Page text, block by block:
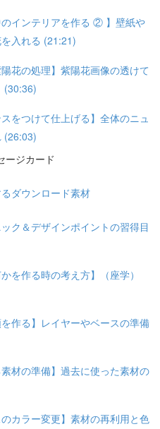
インテリアを作る ② 】壁紙や
入れる (21:21)
花の処理】紫陽花画像の透けて
(30:36)
をつけて仕上げる】全体のニュ
(26:03)
ージカード
ダウンロード素材
ク＆デザインポイントの習得目
を作る時の考え方】（座学）
作る】レイヤーやベースの準備
材の準備】過去に使った素材の
カラー変更】素材の再利用と色